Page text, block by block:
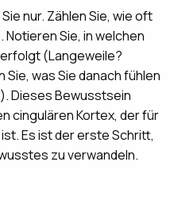
nur. Zählen Sie, wie oft
Sie, in welchen
(Langeweile?
was Sie danach fühlen
Dieses Bewusstsein
cingulären Kortex, der für
Es ist der erste Schritt,
zu verwandeln.